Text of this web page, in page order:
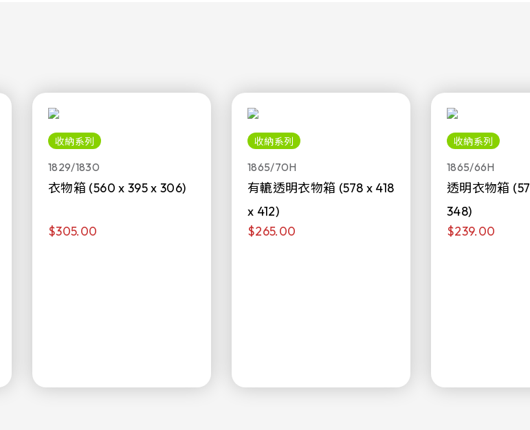
收納系列
1829/1830
衣物箱 (560 x 395 x 306)
$305.00
收納系列
1865/70H
有轆透明衣物箱 (578 x 418
x 412)
$265.00
收納系列
1865/66H
透明衣物箱
348)
$239.00